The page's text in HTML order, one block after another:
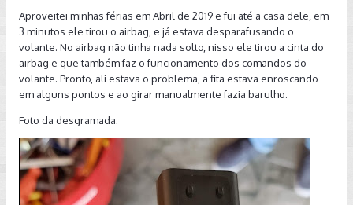
Aproveitei minhas férias em Abril de 2019 e fui até a casa dele, em
3 minutos ele tirou o airbag, e já estava desparafusando o
volante. No airbag não tinha nada solto, nisso ele tirou a cinta do
airbag e que também faz o funcionamento dos comandos do
volante. Pronto, ali estava o problema, a fita estava enroscando
em alguns pontos e ao girar manualmente fazia barulho.
Foto da desgramada: